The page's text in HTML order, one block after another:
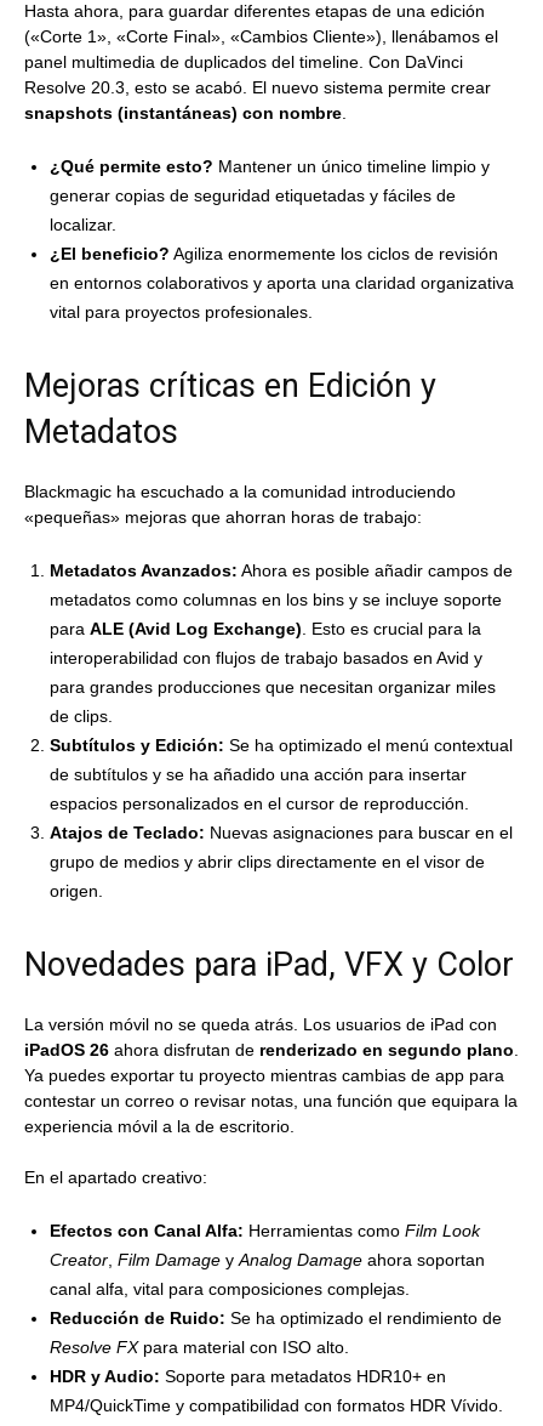
Hasta ahora, para guardar diferentes etapas de una edición
(«Corte 1», «Corte Final», «Cambios Cliente»), llenábamos el
panel multimedia de duplicados del timeline. Con DaVinci
Resolve 20.3, esto se acabó. El nuevo sistema permite crear
snapshots (instantáneas) con nombre.
¿Qué permite esto? Mantener un único timeline limpio y
generar copias de seguridad etiquetadas y fáciles de
localizar.
¿El beneficio? Agiliza enormemente los ciclos de revisión
en entornos colaborativos y aporta una claridad organizativa
vital para proyectos profesionales.
Mejoras críticas en Edición y
Metadatos
Blackmagic ha escuchado a la comunidad introduciendo
«pequeñas» mejoras que ahorran horas de trabajo:
Metadatos Avanzados: Ahora es posible añadir campos de
metadatos como columnas en los bins y se incluye soporte
para ALE (Avid Log Exchange). Esto es crucial para la
interoperabilidad con flujos de trabajo basados en Avid y
para grandes producciones que necesitan organizar miles
de clips.
Subtítulos y Edición: Se ha optimizado el menú contextual
de subtítulos y se ha añadido una acción para insertar
espacios personalizados en el cursor de reproducción.
Atajos de Teclado: Nuevas asignaciones para buscar en el
grupo de medios y abrir clips directamente en el visor de
origen.
Novedades para iPad, VFX y Color
La versión móvil no se queda atrás. Los usuarios de iPad con
iPadOS 26 ahora disfrutan de renderizado en segundo plano.
Ya puedes exportar tu proyecto mientras cambias de app para
contestar un correo o revisar notas, una función que equipara la
experiencia móvil a la de escritorio.
En el apartado creativo:
Efectos con Canal Alfa: Herramientas como Film Look
Creator, Film Damage yAnalog Damage ahora soportan
canal alfa, vital para composiciones complejas.
Reducción de Ruido: Se ha optimizado el rendimiento de
Resolve FXpara material con ISO alto.
HDR y Audio: Soporte para metadatos HDR10+ en
MP4/QuickTime y compatibilidad con formatos HDR Vívido.